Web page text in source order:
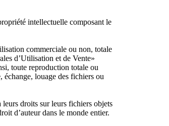
intellectuelle composant le
commerciale ou non, totale
d’Utilisation et de Vente»
toute reproduction totale ou
échange, louage des fichiers ou
leurs droits sur leurs fichiers objets
d’auteur dans le monde entier.